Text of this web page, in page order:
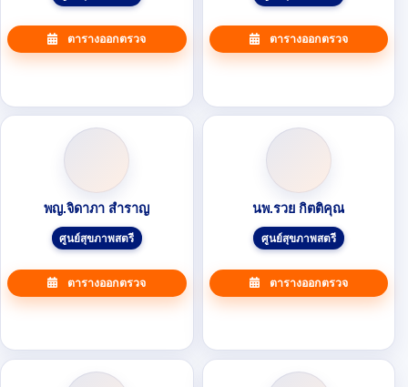
ตารางออกตรวจ ตารางออกตรวจ
พญ.จิดาภา สำราญ
ศูนย์สุขภาพสตรี
ตารางออกตรวจ
นพ.รวย กิตติคุณ
ศูนย์สุขภาพสตรี
ตารางออกตรวจ